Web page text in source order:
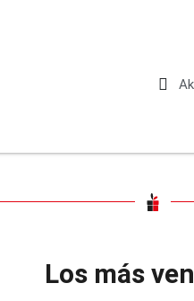
Los más